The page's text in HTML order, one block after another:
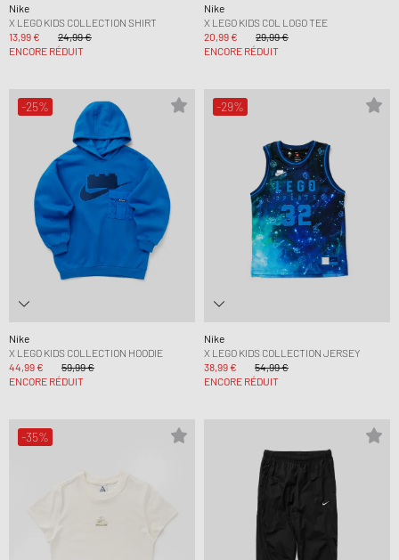
Nike
X LEGO KIDS COLLECTION SHIRT
13,99 €
24,99 €
ENCORE RÉDUIT
Nike
X LEGO KIDS COL LOGO TEE
20,99 €
29,99 €
ENCORE RÉDUIT
-25%
Nike
X LEGO KIDS COLLECTION HOODIE
44,99 €
59,99 €
ENCORE RÉDUIT
-29%
Nike
X LEGO KIDS COLLECTION JERSEY
38,99 €
54,99 €
ENCORE RÉDUIT
-35%